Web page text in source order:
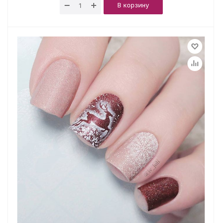
В корзину